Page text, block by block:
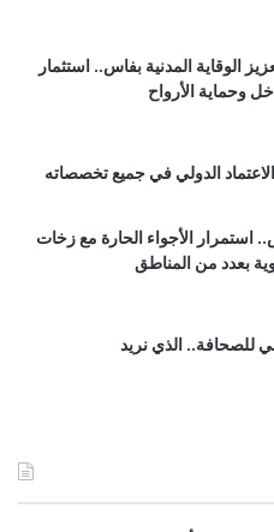
الوقاية المدنية بفاس.. استثمار
وحماية الأرواح
الدولي في جميع تخصصاته
الأجواء الحارة مع زخات
بعدد من المناطق
للصحافة.. الذي نريد